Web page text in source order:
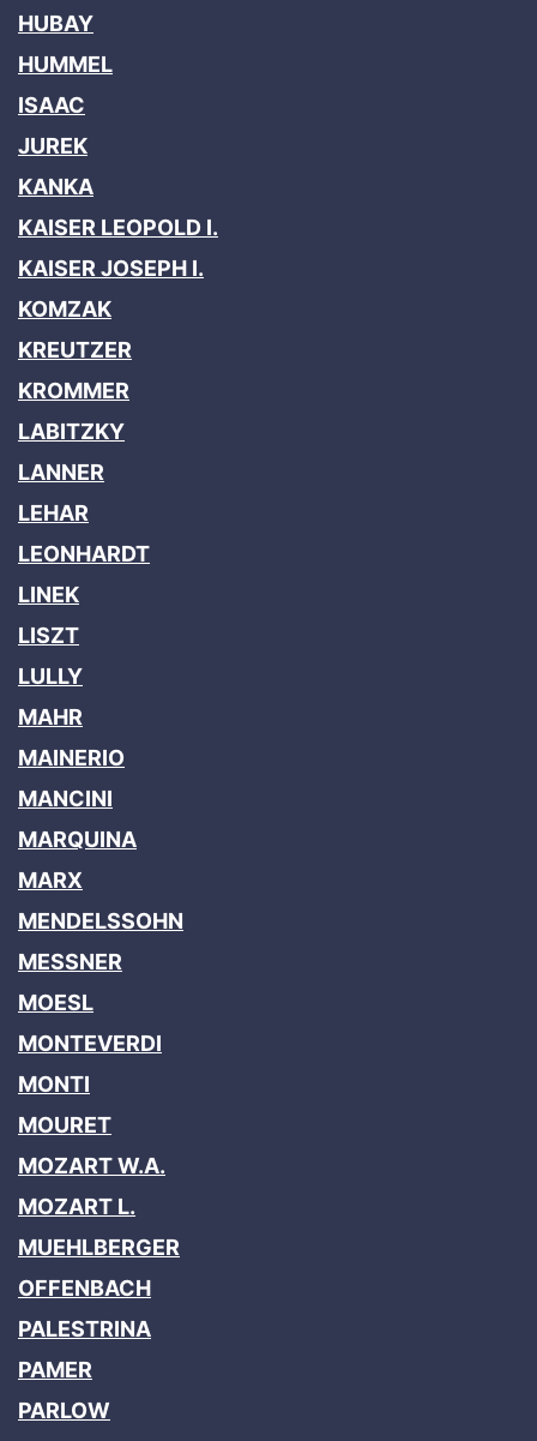
HUBAY
HUMMEL
ISAAC
JUREK
KANKA
KAISER LEOPOLD I.
KAISER JOSEPH I.
KOMZAK
KREUTZER
KROMMER
LABITZKY
LANNER
LEHAR
LEONHARDT
LINEK
LISZT
LULLY
MAHR
MAINERIO
MANCINI
MARQUINA
MARX
MENDELSSOHN
MESSNER
MOESL
MONTEVERDI
MONTI
MOURET
MOZART W.A.
MOZART L.
MUEHLBERGER
OFFENBACH
PALESTRINA
PAMER
PARLOW